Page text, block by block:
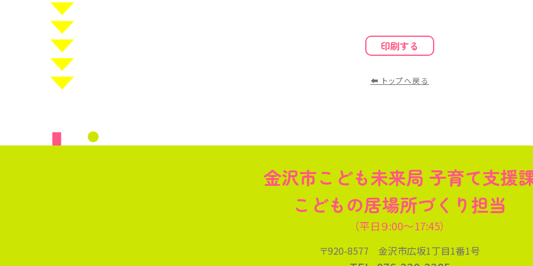
印刷する
⬅︎ トップへ戻る
金沢市こども未来局 子育て支援
こどもの居場所づくり担当
（平日９:00～17:45）
〒920-8577 金沢市広坂1丁目1番1号